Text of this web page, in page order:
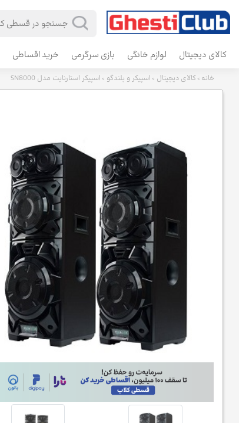
کالای دیجیتال لوازم خانگی بازی سرگرمی خرید اقساطی
خانه > کالای دیجیتال > اسپیکر و بلندگو > اسپیکر استارنایت مدل SN8000